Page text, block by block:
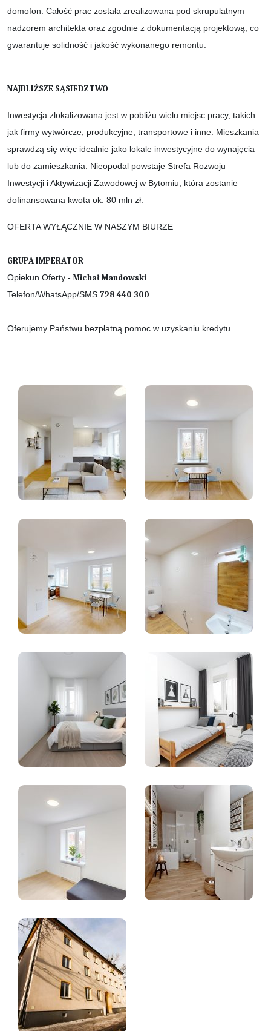
domofon. Całość prac została zrealizowana pod skrupulatnym
nadzorem architekta oraz zgodnie z dokumentacją projektową, co
gwarantuje solidność i jakość wykonanego remontu.
NAJBLIŻSZE SĄSIEDZTWO
Inwestycja zlokalizowana jest w pobliżu wielu miejsc pracy, takich
jak firmy wytwórcze, produkcyjne, transportowe i inne. Mieszkania
sprawdzą się więc idealnie jako lokale inwestycyjne do wynajęcia
lub do zamieszkania. Nieopodal powstaje Strefa Rozwoju
Inwestycji i Aktywizacji Zawodowej w Bytomiu, która zostanie
dofinansowana kwota ok. 80 mln zł.
OFERTA WYŁĄCZNIE W NASZYM BIURZE
GRUPA IMPERATOR
Opiekun Oferty - Michał Mandowski
Telefon/WhatsApp/SMS 798 440 300
Oferujemy Państwu bezpłatną pomoc w uzyskaniu kredytu